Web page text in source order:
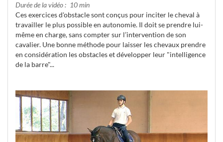
Durée de la vidéo
10 min
Ces exercices d'obstacle sont conçus pour inciter le cheval à
travailler le plus possible en autonomie. Il doit se prendre lui-
même en charge, sans compter sur l’intervention de son
cavalier. Une bonne méthode pour laisser les chevaux prendre
en considération les obstacles et développer leur "intelligence
de la barre"...